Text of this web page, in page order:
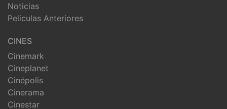
Noticias
Peliculas Anteriores
CINES
Cinemark
Cineplanet
Cinépolis
Cinerama
Cinestar